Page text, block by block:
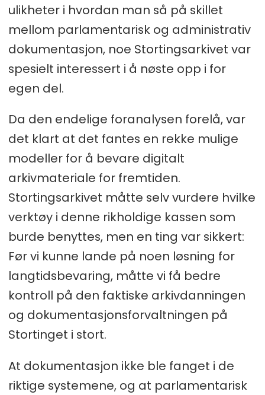
ulikheter i hvordan man så på skillet
mellom parlamentarisk og administrativ
dokumentasjon, noe Stortingsarkivet var
spesielt interessert i å nøste opp i for
egen del.
Da den endelige foranalysen forelå, var
det klart at det fantes en rekke mulige
modeller for å bevare digitalt
arkivmateriale for fremtiden.
Stortingsarkivet måtte selv vurdere hvilke
verktøy i denne rikholdige kassen som
burde benyttes, men en ting var sikkert:
Før vi kunne lande på noen løsning for
langtidsbevaring, måtte vi få bedre
kontroll på den faktiske arkivdanningen
og dokumentasjonsforvaltningen på
Stortinget i stort.
At dokumentasjon ikke ble fanget i de
riktige systemene, og at parlamentarisk